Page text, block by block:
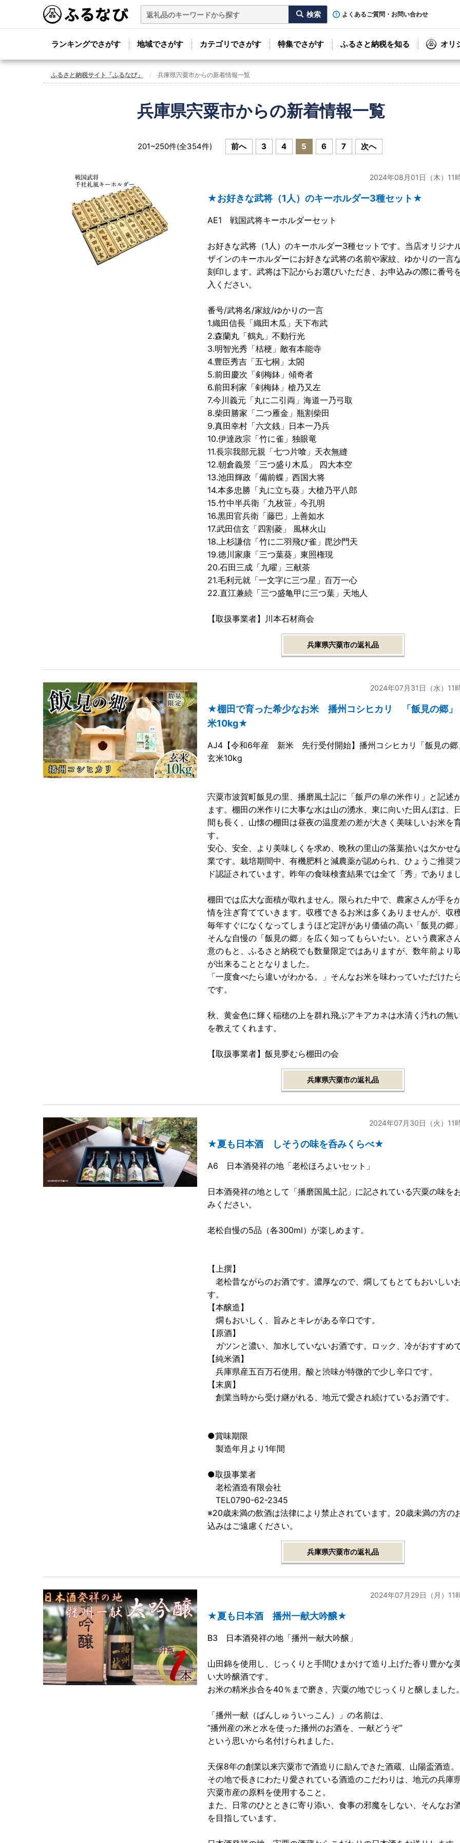
よくあるご質問・お問い合わせ
ランキングでさがす 地域でさがす カテゴリでさがす 特集でさがす ふるさと納税を知る オリ
ふるさと納税サイト「ふるなび」 兵庫県宍粟市からの新着情報一覧
兵庫県宍粟市からの新着情報一覧
201~250件(全354件) 前へ 3 4 5 6 7 次へ
2024年08月01日（木）11
★お好きな武将（1人）のキーホルダー3種セット★
AE1 戦国武将キーホルダーセット
お好きな武将（1人）のキーホルダー3種セットです。当店オリジナ
ザインのキーホルダーにお好きな武将の名前や家紋、ゆかりの一言
刻印します。武将は下記からお選びいただき、お申込みの際に番号
入ください。
番号/武将名/家紋/ゆかりの一言
1.織田信長「織田木瓜」天下布武
2.森蘭丸「鶴丸」不動行光
3.明智光秀「桔梗」敵有本能寺
4.豊臣秀吉「五七桐」太閤
5.前田慶次「剣梅鉢」傾奇者
6.前田利家「剣梅鉢」槍乃又左
7.今川義元「丸に二引両」海道一乃弓取
8.柴田勝家「二つ雁金」瓶割柴田
9.真田幸村「六文銭」日本一乃兵
10.伊達政宗「竹に雀」独眼竜
11.長宗我部元親「七つ片喰」天衣無縫
12.朝倉義景「三つ盛り木瓜」 四大本空
13.池田輝政「備前蝶」西国大将
14.本多忠勝「丸に立ち葵」大槍乃平八郎
15.竹中半兵衛「九枚笹」今孔明
16.黒田官兵衛「藤巴」上善如水
17.武田信玄「四割菱」 風林火山
18.上杉謙信「竹に二羽飛び雀」毘沙門天
19.徳川家康「三つ葉葵」東照権現
20.石田三成「九曜」三献茶
21.毛利元就「一文字に三つ星」百万一心
22.直江兼続「三つ盛亀甲に三つ葉」天地人
【取扱事業者】川本石材商会
兵庫県宍粟市の返礼品
2024年07月31日（水）11
★棚田で育った希少なお米 播州コシヒカリ 「飯見の郷
米10kg★
AJ4【令和6年産 新米 先行受付開始】播州コシヒカリ「飯見の
玄米10kg
宍粟市波賀町飯見の里、播磨風土記に「飯戸の阜の米作り」と記述
ます。棚田の米作りに大事な水は山の湧水、東に向いた田んぼは、
間も長く、山懐の棚田は昼夜の温度差の差が大きく美味しいお米を
す。
安心、安全、より美味しくを求め、晩秋の里山の落葉拾いは欠かせ
業です。栽培期間中、有機肥料と減農薬が認められ、ひょうご推奨
ド認証されています。昨年の食味検査結果では全て「秀」でありま
棚田では広大な面積が取れません。限られた中で、農家さんが手を
情を注ぎ育てていきます。収穫できるお米は多くありませんが、収
毎年すぐになくなってしまうほど定評があり価値の高い「飯見の郷
そんな自慢の「飯見の郷」を広く知ってもらいたい。という農家さ
意のもと、ふるさと納税でも数量限定ではありますが、数年前より
が出来ることとなりました。
「一度食べたら違いがわかる。」そんなお米を味わっていただけた
です。
秋、黄金色に輝く稲穂の上を群れ飛ぶアキアカネは水清く汚れの無
を教えてくれます。
【取扱事業者】飯見夢むら棚田の会
兵庫県宍粟市の返礼品
2024年07月30日（火）11
★夏も日本酒 しそうの味を呑みくらべ★
A6 日本酒発祥の地「老松ほろよいセット」
日本酒発祥の地として「播磨国風土記」に記されている宍粟の味を
みください。
老松自慢の5品（各300ml）が楽しめます。
【上撰】
老松昔ながらのお酒です。濃厚なので、燗してもとてもおいしい
す。
【本醸造】
燗もおいしく、旨みとキレがある辛口です。
【原酒】
ガツンと濃い、加水していないお酒です。ロック、冷がおすすめ
【純米酒】
兵庫県産五百万石使用。酸と渋味が特微的で少し辛口です。
【末廣】
創業当時から受け継がれる、地元で愛され続けているお酒です。
●賞味期限
製造年月より1年間
●取扱事業者
老松酒造有限会社
TEL0790-62-2345
※20歳未満の飲酒は法律により禁止されています。20歳未満の方の
込みはご遠慮ください。
兵庫県宍粟市の返礼品
2024年07月29日（月）11
★夏も日本酒 播州一献大吟醸★
B3 日本酒発祥の地「播州一献大吟醸」
山田錦を使用し、じっくりと手間ひまかけて造り上げた香り豊かな
い大吟醸酒です。
お米の精米歩合を40％まで磨き、宍粟の地でじっくりと醸しました
「播州一献（ばんしゅういっこん）」の名前は、
”播州産の米と水を使った播州のお酒を、一献どうぞ”
という思いから名付けられました。
天保8年の創業以来宍粟市で酒造りに励んできた酒蔵、山陽盃酒造。
その地で長きにわたり愛されている酒造のこだわりは、地元の兵庫
宍粟市産の原料を使用すること。
また、日常のひとときに寄り添い、食事の邪魔をしない、そんなお
を目指しています。